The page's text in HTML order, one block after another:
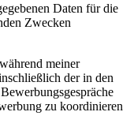
Daten für die
Zwecken
meiner
der in den
zu koordinieren